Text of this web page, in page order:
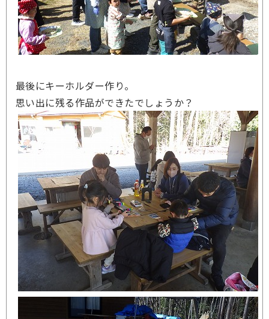
最後にキーホルダー作り。
思い出に残る作品ができたでしょうか？